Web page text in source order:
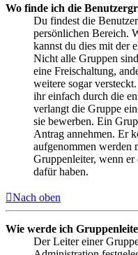
Wo finde ich die
Du findest die
persönlichen Bereich.
kannst du dies mit der
Nicht alle Gruppen
eine Freischaltung,
weitere sogar
ihr einfach durch die
verlangt die Gruppe
sie bewerben. Ein
Antrag annehmen. Er
aufgenommen werden
Gruppenleiter, wenn
dafür haben.
Nach oben
Wie werde ich
Der Leiter einer